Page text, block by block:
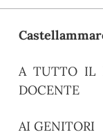
A TUTTO IL
DOCENTE
AI GENITORI